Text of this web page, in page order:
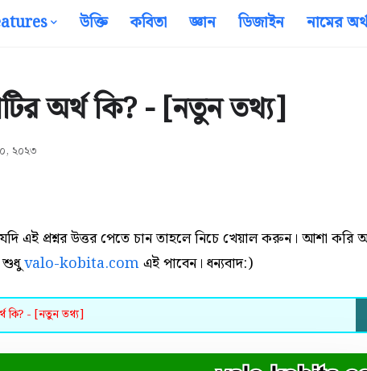
উক্তি কবিতা জ্ঞান ডিজাইন নামের
অর্থ কি? - [নতুন তথ্য]
২০২৩
এই প্রশ্নর উত্তর পেতে চান তাহলে নিচে খেয়াল করুন। আশা করি
শুধুvalo-kobita.comএই পাবেন। ধন্যবাদ:)
কি? - [নতুন তথ্য]